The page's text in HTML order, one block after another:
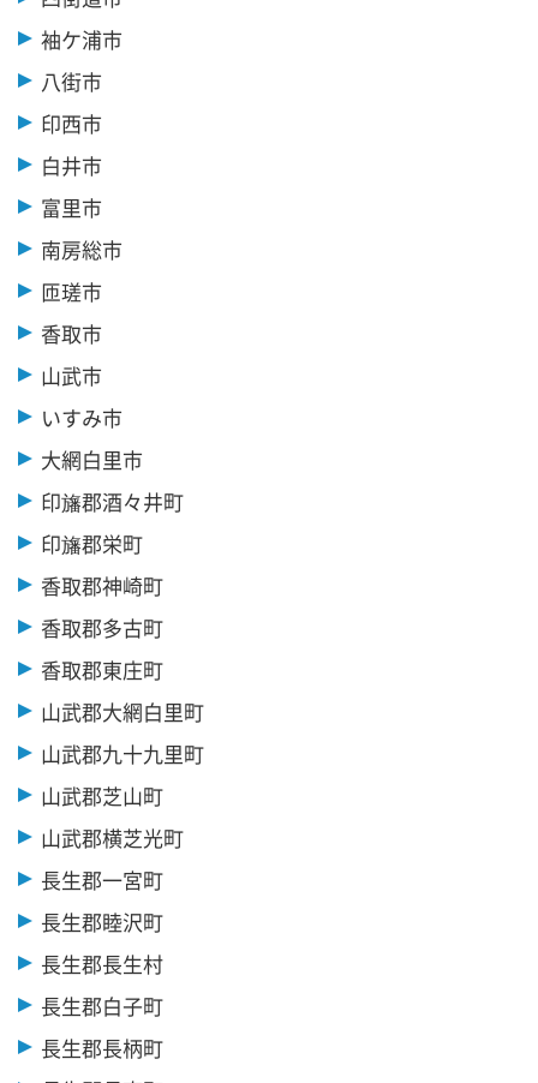
袖ケ浦市
八街市
印西市
白井市
富里市
南房総市
匝瑳市
香取市
山武市
いすみ市
大網白里市
印旛郡酒々井町
印旛郡栄町
香取郡神崎町
香取郡多古町
香取郡東庄町
山武郡大網白里町
山武郡九十九里町
山武郡芝山町
山武郡横芝光町
長生郡一宮町
長生郡睦沢町
長生郡長生村
長生郡白子町
長生郡長柄町